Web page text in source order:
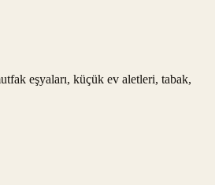
eşyaları, küçük ev aletleri, tabak,